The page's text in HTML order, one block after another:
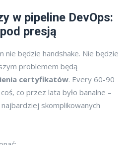
w pipeline DevOps:
presją
nie będzie handshake. Nie będzie
problemem będą
certyfikatów. Every 60-90
co przez lata było banalne –
skomplikowanych